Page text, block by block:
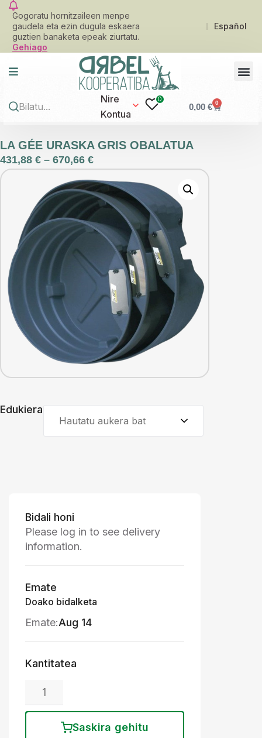
Gogoratu hornitzaileen menpe
gaudela eta ezin dugula eskaera
guztien banaketa epeak ziurtatu.
Gehiago
Español
Nire
Kontua
0
0,00€ 0
LA GÉE URASKA GRIS OBALATUA
431,88 € – 670,66 €
Edukiera
Hautatu aukera bat
Bidali honi
Please log in to see delivery
information.
Emate
Doako bidalketa
Emate:Aug 14
Kantitatea
Saskira gehitu